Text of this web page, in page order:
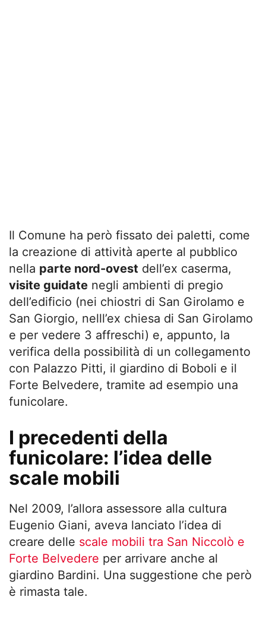
Il Comune ha però fissato dei paletti, come
la creazione di attività aperte al pubblico
nella parte nord-ovest dell’ex caserma,
visite guidate negli ambienti di pregio
dell’edificio (nei chiostri di San Girolamo e
San Giorgio, nelll’ex chiesa di San Girolamo
e per vedere 3 affreschi) e, appunto, la
verifica della possibilità di un collegamento
con Palazzo Pitti, il giardino di Boboli e il
Forte Belvedere, tramite ad esempio una
funicolare.
I precedenti della
funicolare: l’idea delle
scale mobili
Nel 2009, l’allora assessore alla cultura
Eugenio Giani, aveva lanciato l’idea di
creare delle scale mobili tra San Niccolò e
Forte Belvedere per arrivare anche al
giardino Bardini. Una suggestione che però
è rimasta tale.